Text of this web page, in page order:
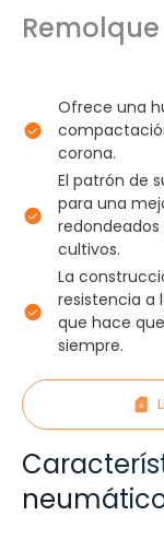
Ofrece una
corona.
El patrón de
para una
cultivos.
La
resistencia a
que hace
siempre.